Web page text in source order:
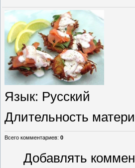
Язык: Русский
Длительность
Всего комментариев: 0
Добавлять